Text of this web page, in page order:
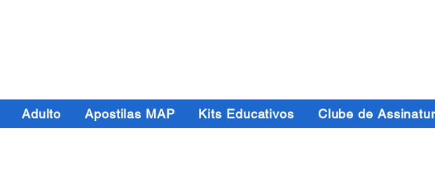
Adulto Apostilas MAP Kits Educativos Clube de